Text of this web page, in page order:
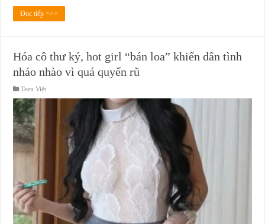
Đọc tiếp =>>
Hóa cô thư ký, hot girl “bán loa” khiến dân tình
nháo nhào vì quá quyến rũ
Teen Việt